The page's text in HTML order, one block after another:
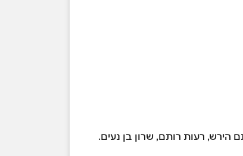
הירש, רעות רותם, שרון בן נעים.